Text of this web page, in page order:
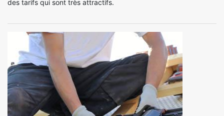
des tarifs qui sont très attractifs.